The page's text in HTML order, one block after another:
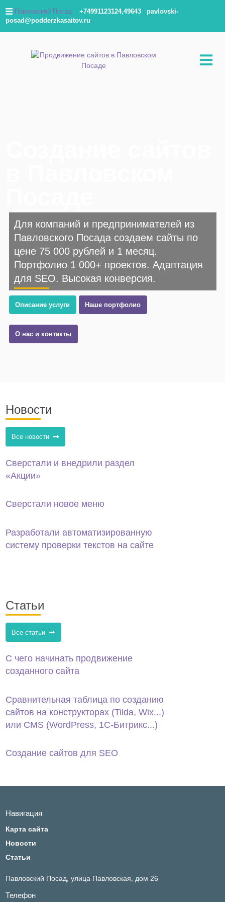
Павловский Посад +74991123124,49643
pavlovski-
posad@podderzkasaitov.ru
Для компаний и предпринимателей из
Павловского Посада создаем сайты по
цене 75 000 рублей и 1 месяц.
Портфолио 1 000+ проектов. Адаптация
для SEO. Высокая конверсия.
Описание услуги Наше портфолио
О нас и контакты
Новости
Все новости
Сверстали и внедрили раздел
«Акции»
Сверстали новое меню
Разработали автоматизированную
систему проверки текстов на сайте
Статьи
Все статьи
С чего начинать продвижение
созданного сайта
Сравнительная таблица по созданию
сайтов на конструкторах (Tilda, Wix...)
или CMS (WordPress, 1С‑Битрикс...)
Создание сайтов для SEO
Навигация
Карта сайта
Новости
Статьи
Павловский Посад, улица Павловская, дом 26
Телефон